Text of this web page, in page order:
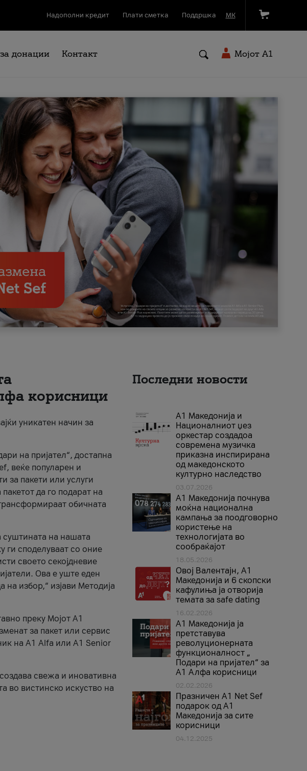
Надополни кредит Плати сметка Поддршка МК
донации Контакт Мојот A1
корисници
уникатен начин за
на пријател“, достапна
веќе популарен и
за пакети или услуги
да го подарат на
обичната
суштината на нашата
ги споделуваат со оние
своето секојдневие
Ова е уште еден
на избор,“ изјави Методија
преку Мојот А1
за пакет или сервис
на А1 Alfa или A1 Senior
свежа и иновативна
во вистинско искуство на
Последни новости
А1 Македонија и
Националниот џез
оркестар создадоа
современа музичка
приказна инспирирана
од македонското
културно наследство
03.07.2026
A1 Македонија почнува
моќна национална
кампања за поодговорно
користење на
технологијата во
сообраќајот
18.05.2026
Овој Валентајн, A1
Македонија и 6 скопски
кафулиња ја отворија
темата за safe dating
16.02.2026
А1 Македонија ја
претставува
револуционерната
функционалност „
Подари на пријател“ за
А1 Алфа корисници
02.02.2026
Празничен A1 Net Sеf
подарок од А1
Македонија за сите
корисници
04.12.2025